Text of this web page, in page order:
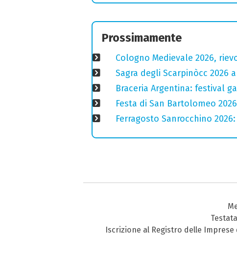
Prossimamente
Cologno Medievale 2026,
Sagra degli Scarpinòcc 2026
Braceria Argentina: festival
Festa di San Bartolomeo
Ferragosto Sanrocchino
Iscrizione al Registro delle Imprese